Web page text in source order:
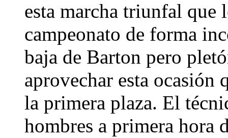
esta marcha triunfal que
campeonato de forma
baja de Barton pero
aprovechar esta ocasión
la primera plaza. El
hombres a primera hora